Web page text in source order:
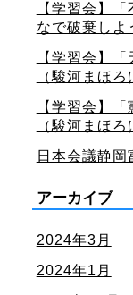
【学習会】
なで破棄しよ
【学習会】
（駿河まほろ
【学習会】
（駿河まほろ
日本会議静
アーカイブ
2024年3月
2024年1月